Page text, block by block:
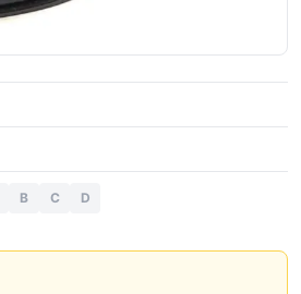
B C D